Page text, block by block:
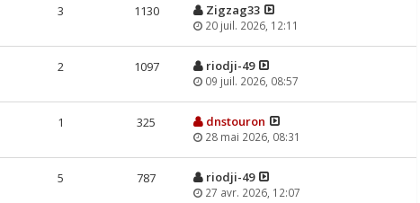
3 1130 Zigzag33
20 juil. 2026, 12:11
2 1097 riodji-49
09 juil. 2026, 08:57
1 325 dnstouron
28 mai 2026, 08:31
5 787 riodji-49
27 avr. 2026, 12:07